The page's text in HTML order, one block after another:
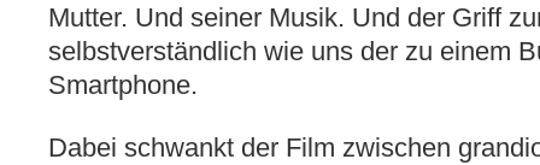
Mutter. Und seiner Musik. Und der Griff
selbstverständlich wie uns der zu einem
Smartphone.
Dabei schwankt der Film zwischen